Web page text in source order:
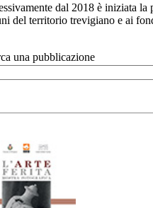
dal 2018 è iniziata
del territorio trevigiano e ai
una pubblicazione